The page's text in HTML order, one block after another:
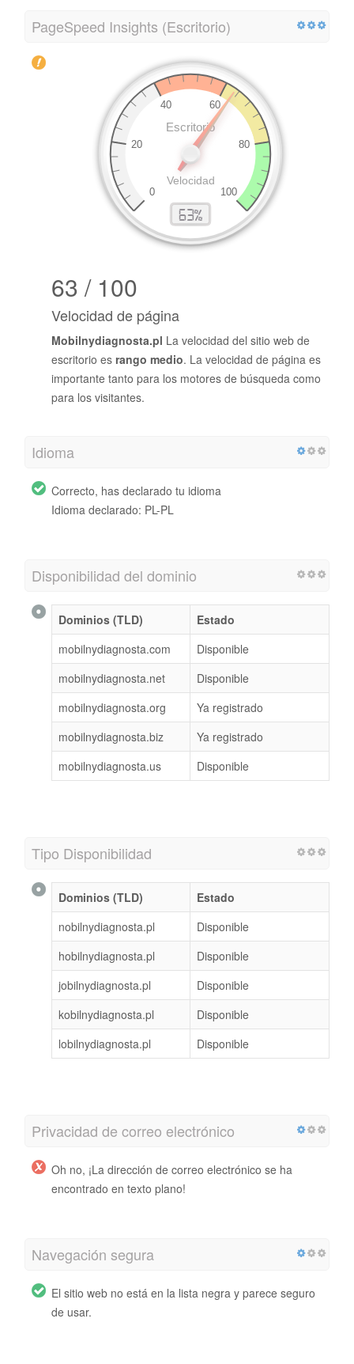
PageSpeed ​​Insights (Escritorio)
63 / 100
Velocidad de página
Mobilnydiagnosta.pl La velocidad del sitio web de
escritorio es rango medio. La velocidad de página es
importante tanto para los motores de búsqueda como
para los visitantes.
Idioma
Correcto, has declarado tu idioma
Idioma declarado: PL-PL
Disponibilidad del dominio
Dominios (TLD)
Estado
mobilnydiagnosta.com
Disponible
mobilnydiagnosta.net
Disponible
mobilnydiagnosta.org
Ya registrado
mobilnydiagnosta.biz
Ya registrado
mobilnydiagnosta.us
Disponible
Tipo Disponibilidad
Dominios (TLD)
Estado
nobilnydiagnosta.pl
Disponible
hobilnydiagnosta.pl
Disponible
jobilnydiagnosta.pl
Disponible
kobilnydiagnosta.pl
Disponible
lobilnydiagnosta.pl
Disponible
Privacidad de correo electrónico
Oh no, ¡La dirección de correo electrónico se ha
encontrado en texto plano!
Navegación segura
El sitio web no está en la lista negra y parece seguro
de usar.